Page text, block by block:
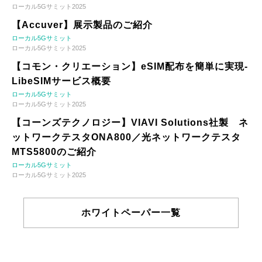
ローカル5Gサミット2025
【Accuver】展示製品のご紹介
ローカル5Gサミット
ローカル5Gサミット2025
【コモン・クリエーション】eSIM配布を簡単に実現-
LibeSIMサービス概要
ローカル5Gサミット
ローカル5Gサミット2025
【コーンズテクノロジー】VIAVI Solutions社製 ネ
ットワークテスタONA800／光ネットワークテスタ
MTS5800のご紹介
ローカル5Gサミット
ローカル5Gサミット2025
ホワイトペーパー一覧